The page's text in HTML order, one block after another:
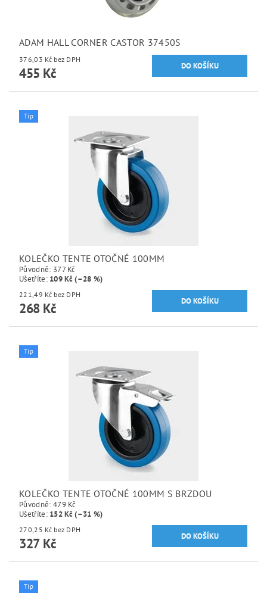
ADAM HALL CORNER CASTOR 37450S
376,03 Kč bez DPH
455 Kč
Tip
KOLEČKO TENTE OTOČNÉ 100MM
Původně: 377 Kč
Ušetříte: 109 Kč (–28 %)
221,49 Kč bez DPH
268 Kč
Tip
KOLEČKO TENTE OTOČNÉ 100MM S BRZDOU
Původně: 479 Kč
Ušetříte: 152 Kč (–31 %)
270,25 Kč bez DPH
327 Kč
Tip